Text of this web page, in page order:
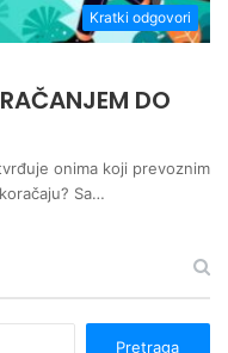
Kratki odgovori
DO
onima koji prevoznim
Sa…